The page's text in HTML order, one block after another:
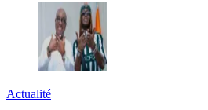
Actualité